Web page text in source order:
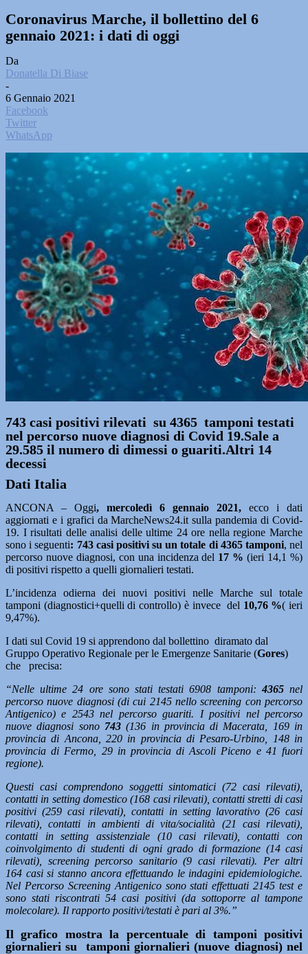
Coronavirus Marche, il bollettino del 6
gennaio 2021: i dati di oggi
Da
Donatella Di Biase
-
6 Gennaio 2021
Facebook
Twitter
WhatsApp
743 casi positivi rilevati su 4365 tamponi testati
nel percorso nuove diagnosi di Covid 19.Sale a
29.585 il numero di dimessi o guariti.Altri 14
decessi
Dati Italia
ANCONA – Oggi, mercoledì 6 gennaio 2021, ecco i dati
aggiornati e i grafici da MarcheNews24.it sulla pandemia di Covid-
19. I risultati delle analisi delle ultime 24 ore nella regione Marche
sono i seguenti: 743 casi positivi su un totale di 4365 tamponi, nel
percorso nuove diagnosi, con una incidenza del 17 % (ieri 14,1 %)
di positivi rispetto a quelli giornalieri testati.
L’incidenza odierna dei nuovi positivi nelle Marche sul totale
tamponi (diagnostici+quelli di controllo) è invece del 10,76 %( ieri
9,47%).
I dati sul Covid 19 si apprendono dal bollettino diramato dal
Gruppo Operativo Regionale per le Emergenze Sanitarie (Gores)
che precisa:
“Nelle ultime 24 ore sono stati testati 6908 tamponi: 4365nel
percorso nuove diagnosi (di cui 2145 nello screening con percorso
Antigenico) e 2543 nel percorso guariti.
I positivi nel percorso
nuove diagnosi sono 743(136 in provincia di Macerata, 169 in
provincia di Ancona, 220 in provincia di Pesaro-Urbino, 148 in
provincia di Fermo, 29 in provincia di Ascoli Piceno e 41 fuori
regione).
Questi casi comprendono soggetti sintomatici (72 casi rilevati),
contatti in setting domestico (168 casi rilevati), contatti stretti di casi
positivi (259 casi rilevati), contatti in setting lavorativo (26 casi
rilevati), contatti in ambienti di vita/socialità (21 casi rilevati),
contatti in setting assistenziale (10 casi rilevati), contatti con
coinvolgimento di studenti di ogni grado di formazione (14 casi
rilevati), screening percorso sanitario (9 casi rilevati). Per altri
164 casi si stanno ancora effettuando le indagini epidemiologiche.
Nel Percorso Screening Antigenico sono stati effettuati 2145 test e
sono stati riscontrati 54 casi positivi (da sottoporre al tampone
molecolare). Il rapporto positivi/testati è pari al 3%.”
Il grafico mostra la percentuale di tamponi positivi
giornalieri su tamponi giornalieri (nuove diagnosi) nel